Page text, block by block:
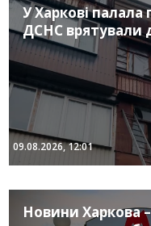
У Харкові палала
ДСНС врятували
09.08.2026, 12:01
Новини Харкова